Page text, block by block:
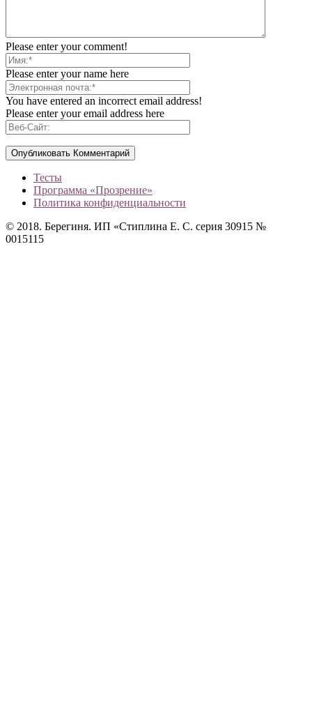
Please enter your comment!
Please enter your name here
You have entered an incorrect email address!
Please enter your email address here
Тесты
Программа «Прозрение»
Политика конфиденциальности
© 2018. Берегиня. ИП «Стиплина Е. С. серия 30915 №
0015115